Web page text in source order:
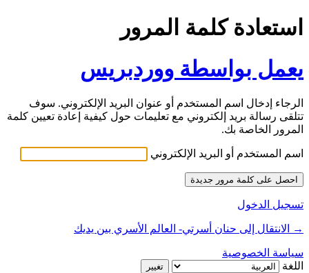
استعادة كلمة المرور
يعمل بواسطة ووردبريس
الرجاء إدخال اسم المستخدم أو عنوان البريد الإلكتروني. سوف
تتلقى رسالة بريد إلكتروني مع تعليمات حول كيفية إعادة تعيين كلمة
المرور الخاصة بك.
اسم المستخدم أو البريد الإلكتروني
تسجيل الدخول
→ الانتقال إلى حنان أسرتي- العالم الأسري بين يديك
سياسة الخصوصية
اللغة